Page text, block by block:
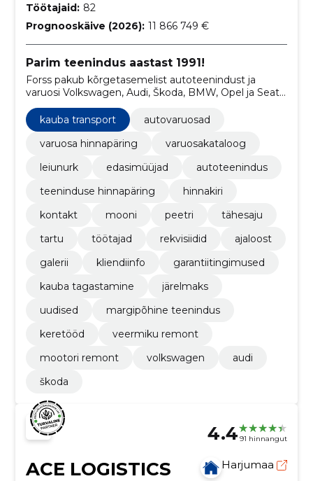
Töötajaid: 82
Prognooskäive (2026): 11 866 749 €
Parim teenindus aastast 1991!
Forss pakub kõrgetasemelist autoteenindust ja
varuosi Volkswagen, Audi, Škoda, BMW, Opel ja Seat
autodele. Meie meeskonnal on autospordi kogemust
ja meil on üle 30 000 varuosa laos kohe saadaval.
kauba transport
autovaruosad
varuosa hinnapäring
varuosakataloog
leiunurk
edasimüüjad
autoteenindus
teeninduse hinnapäring
hinnakiri
kontakt
mooni peetri
tähesaju
tartu
töötajad rekvisiidid
ajaloost
galerii
kliendiinfo
garantiitingimused
kauba tagastamine
järelmaks
uudised
margipõhine teenindus
keretööd
veermiku remont
mootori remont
volkswagen
audi
škoda
4.4 91 hinnangut
ACE LOGISTICS
Harjumaa